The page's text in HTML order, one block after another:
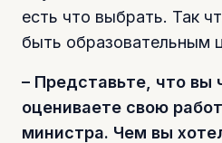
есть что выбрать. Так
быть образовательным
– Представьте, что вы
оцениваете свою
министра. Чем вы